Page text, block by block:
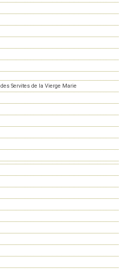
Servites de la Vierge Marie